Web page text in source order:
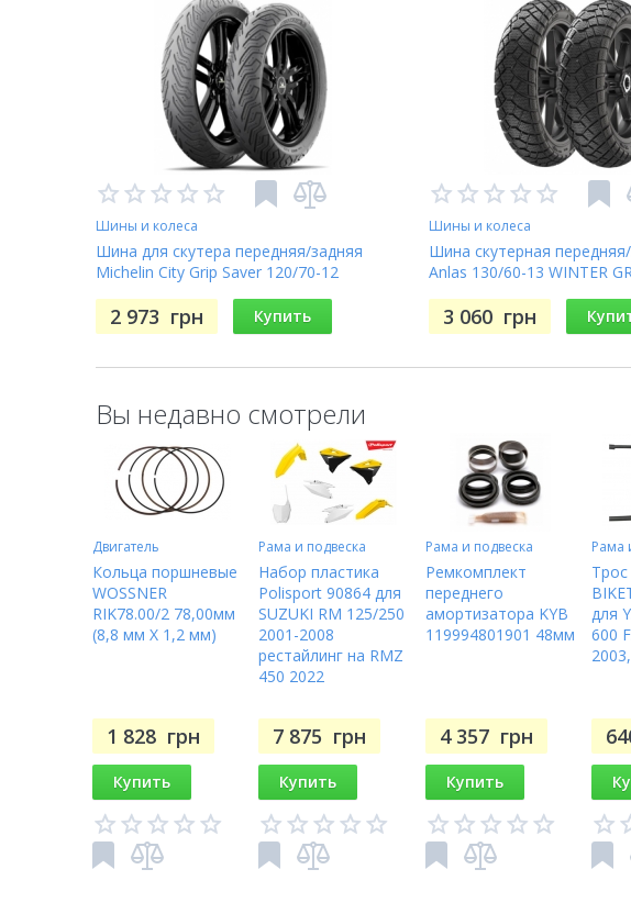
Шины и колеса
Шина для скутера передняя/задняя
Michelin City Grip Saver 120/70-12
2 973 грн Купить
Шины и колеса
Шина скутерная
Anlas 130/60-13 WINTER
3 060 грн
Вы недавно смотрели
Двигатель
Кольца поршневые
WOSSNER
RIK78.00/2 78,00мм
(8,8 мм X 1,2 мм)
1 828 грн
Купить
Рама и подвеска
Набор пластика
Polisport 90864 для
SUZUKI RM 125/250
2001-2008
рестайлинг на RMZ
450 2022
7 875 грн
Купить
Рама и подвеска
Ремкомплект
переднего
амортизатора KYB
119994801901 48мм
4 357 грн
Купить
Рама
Трос
для
600